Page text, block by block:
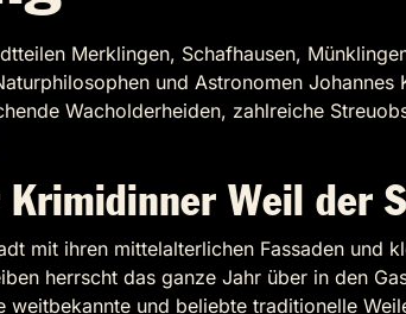
Merklingen, Schafhausen,
und Astronomen
Wacholderheiden, zahlreiche
Weil der
mit ihren mittelalterlichen Fassaden und
herrscht das ganze Jahr über in den
und beliebte traditionelle